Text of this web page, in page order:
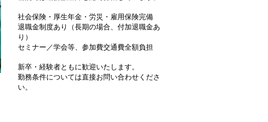
社会保険・厚生年金・労災・雇用保険完備
退職金制度あり（長期の場合、付加退職金あ
り）
​セミナー／学会等、参加費交通費全額負担
新卒・経験者ともに歓迎いたします。
勤務条件については直接お問い合わせくださ
い。